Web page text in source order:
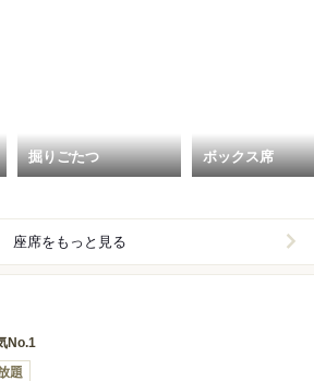
掘りごたつ ボックス席
座席をもっと見る
No.1
題